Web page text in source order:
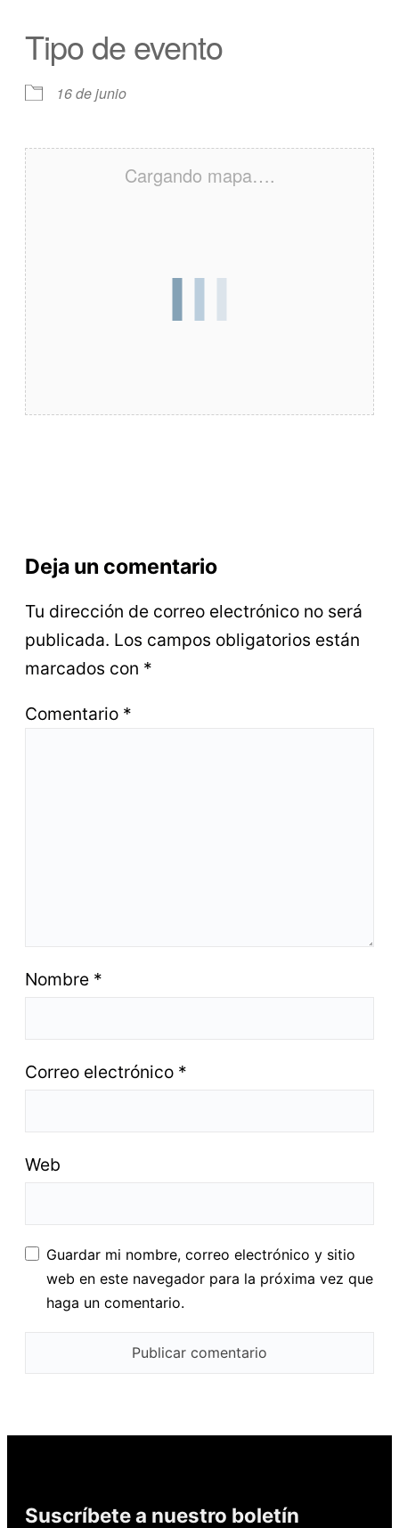
Tipo de evento
16 de junio
Cargando mapa….
Deja un comentario
Tu dirección de correo electrónico no será
publicada. Los campos obligatorios están
marcados con *
Comentario *
Nombre *
Correo electrónico *
Web
Guardar mi nombre, correo electrónico y sitio
web en este navegador para la próxima vez que
haga un comentario.
Suscríbete a nuestro boletín